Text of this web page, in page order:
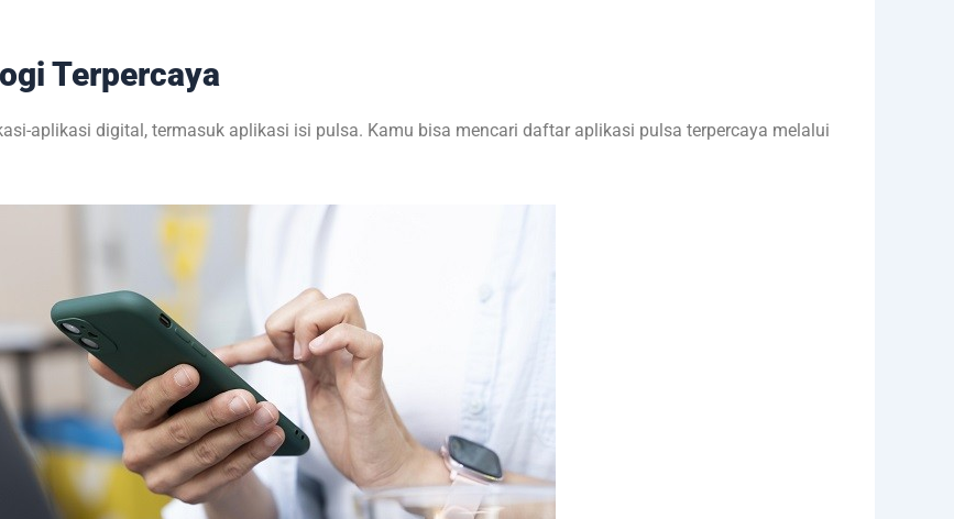
Terpercaya
aplikasi digital, termasuk aplikasi isi pulsa. Kamu bisa mencari daftar aplikasi pulsa terpercaya melalui